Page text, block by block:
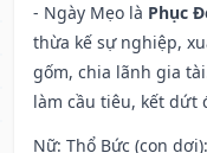
- Ngày Mẹo là Phục
thừa kế sự nghiệp,
gốm, chia lãnh gia
làm cầu tiêu, kết dứt
Nữ: Thổ Bức (con